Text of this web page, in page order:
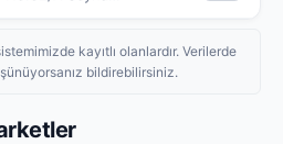
kayıtlı olanlardır. Verilerde
bildirebilirsiniz.